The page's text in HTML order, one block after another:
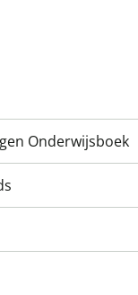
Onderwijsboek